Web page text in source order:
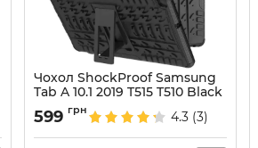
Чохол ShockProof Samsung
Tab A 10.1 2019 T515 T510 Black
Артикул:4814
599 грн 4.3 (3)